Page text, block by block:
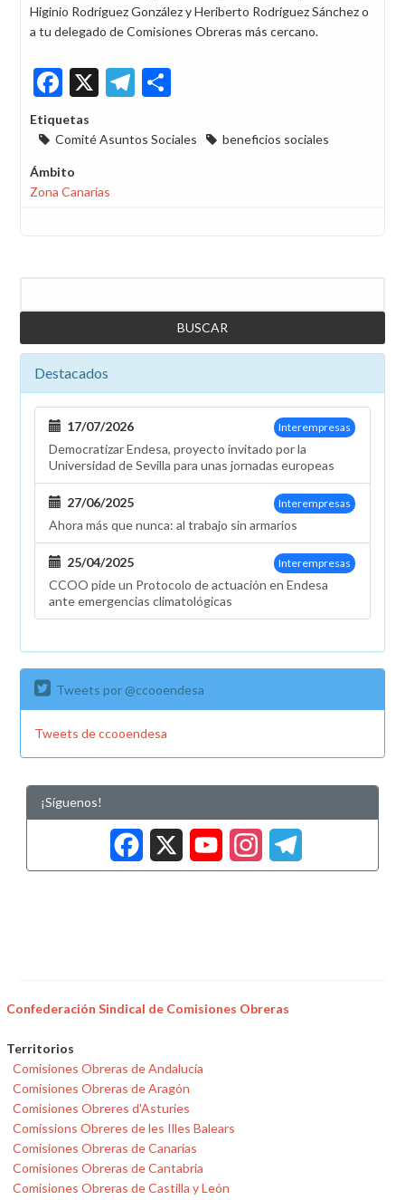
Higinio Rodríguez González y Heriberto Rodríguez Sánchez o
a tu delegado de Comisiones Obreras más cercano.
Facebook
X Telegram
Etiquetas
Comité Asuntos Sociales
beneficios sociales
Ámbito
Zona Canarias
Destacados
Interempresas
17/07/2026
Democratizar Endesa, proyecto invitado por la
Universidad de Sevilla para unas jornadas europeas
Interempresas
27/06/2025
Ahora más que nunca: al trabajo sin armarios
Interempresas
25/04/2025
CCOO pide un Protocolo de actuación en Endesa
ante emergencias climatológicas
Tweets por @ccooendesa
Tweets de ccooendesa
¡Síguenos!
Facebook
X
Confederación Sindical de Comisiones Obreras
Territorios
Comisiones Obreras de Andalucía
Comisiones Obreras de Aragón
Comisiones Obreres d'Asturies
Comissions Obreres de les Illes Balears
Comisiones Obreras de Canarias
Comisiones Obreras de Cantabria
Comisiones Obreras de Castilla y León